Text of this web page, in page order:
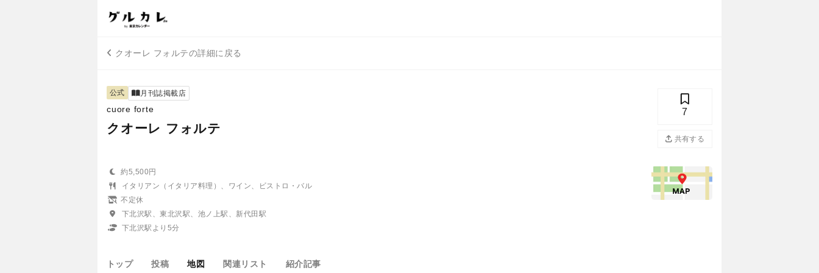
クオーレ フォルテの詳細に戻る
公式 月刊誌掲載店
cuore forte
クオーレ フォルテ
7
共有する
約5,500円
イタリアン（イタリア料理）、ワイン、ビストロ・バル
不定休
下北沢駅、東北沢駅、池ノ上駅、新代田駅
下北沢駅より5分
トップ 投稿 地図 関連リスト 紹介記事